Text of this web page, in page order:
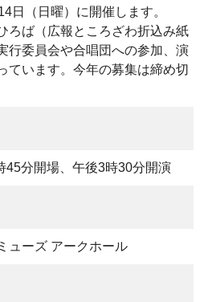
日（日曜）に開催します。
ろば（広報ところざわ折込み紙
行委員会や合唱団への参加、演
ています。今年の募集は締め切
45分開場、午後3時30分開演
ューズ アークホール